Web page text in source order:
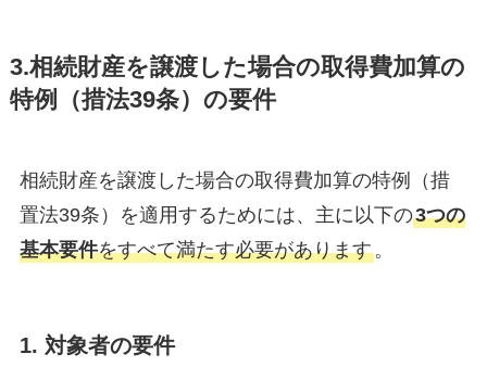
3.相続財産を譲渡した場合の取得費加算の
特例（措法39条）の要件
相続財産を譲渡した場合の取得費加算の特例（措
置法39条）を適用するためには、主に以下の3つの
基本要件をすべて満たす必要があります。
1. 対象者の要件